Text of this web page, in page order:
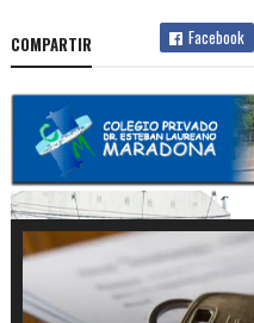
COMPARTIR Facebook